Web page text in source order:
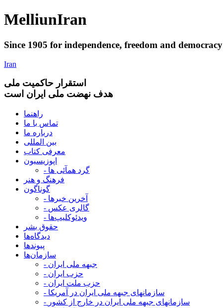
MelliunIran
Since 1905 for independence, freedom and democracy
Iran
استقرار حاکميت ملی
هدف نهضت ملی ایران است
راهنما
تماس با ما
درباره ما
بین المللی
معرفی کتاب
اپوزیسیون
- گرد همآئی ها
فرهنگ و هنر
گوناگون
- آخرین خبرها
- گالری عکس
- ویدئوکلیپ‌ها
حقوق بشر
دیدگاه‌ها
پیوندها
سازمان‌ها
- جبهه ملی ایران
- حزب ایران
- حزب ملت ایران
- سازمانهای جبهه ملی ایران در آمریکا
- سازمانهای جبهه ملی ایران در خارج از کشور